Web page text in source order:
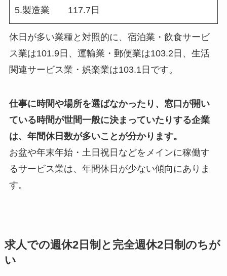
5.製造業 117.7日
休日が多い業種と対照的に、宿泊業・飲食サービ
ス業は101.9日、運輸業・郵便業は103.2日、生活
関連サービス業・娯楽業は103.1日です。
仕事に時間や場所を選ばなかったり、窓口が開い
ている時間が世間一般に決まっていたりする企業
は、年間休日数が多いことが分かります。
お盆や年末年始・土日祝日などをメインに稼働す
るサービス業は、年間休日が少ない傾向にありま
す。
求人での週休2日制と完全週休2日制のちが
い